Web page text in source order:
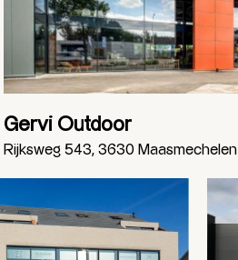
Gervi Outdoor
Rijksweg 543, 3630 Maasmechelen